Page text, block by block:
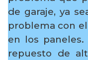
de garaje, ya
problema con
en los paneles.
repuesto de